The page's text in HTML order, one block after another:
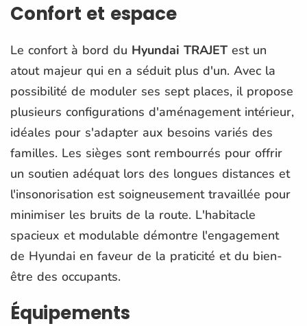
Confort et espace
Le confort à bord du Hyundai TRAJETest un
atout majeur qui en a séduit plus d'un. Avec la
possibilité de moduler ses sept places, il propose
plusieurs configurations d'aménagement intérieur,
idéales pour s'adapter aux besoins variés des
familles. Les sièges sont rembourrés pour offrir
un soutien adéquat lors des longues distances et
l'insonorisation est soigneusement travaillée pour
minimiser les bruits de la route. L'habitacle
spacieux et modulable démontre l'engagement
de Hyundai en faveur de la praticité et du bien-
être des occupants.
Équipements